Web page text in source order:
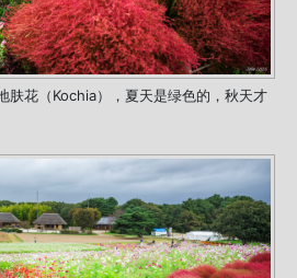
肤花（Kochia），夏天是绿色的，秋天才